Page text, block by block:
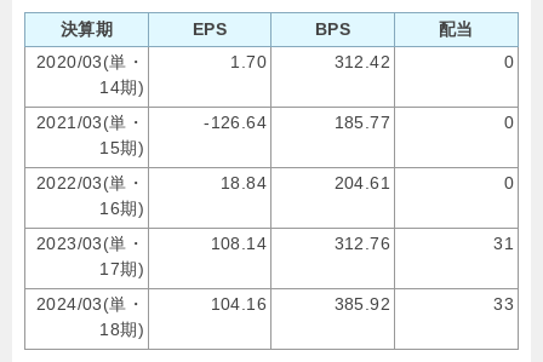
決算期 EPS BPS
配当
2020/03(単・
14期)
1.70 312.42 0
2021/03(単・
15期)
-126.64 185.77 0
2022/03(単・
16期)
18.84 204.61 0
2023/03(単・
17期)
108.14 312.76 31
2024/03(単・
18期)
104.16 385.92 33